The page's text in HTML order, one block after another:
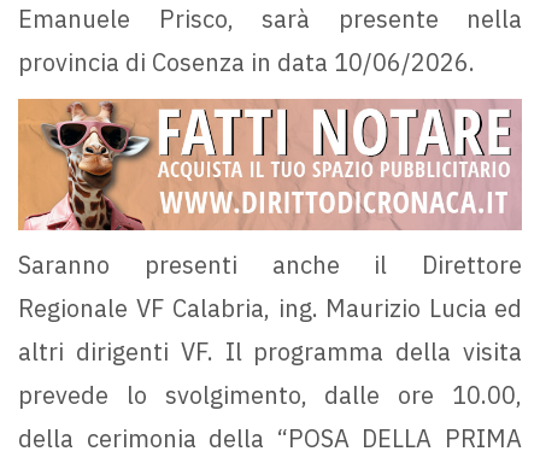
Emanuele Prisco, sarà presente nella
provincia di Cosenza in data 10/06/2026.
Saranno presenti anche il Direttore
Regionale VF Calabria, ing. Maurizio Lucia ed
altri dirigenti VF. Il programma della visita
prevede lo svolgimento, dalle ore 10.00,
della cerimonia della “POSA DELLA PRIMA